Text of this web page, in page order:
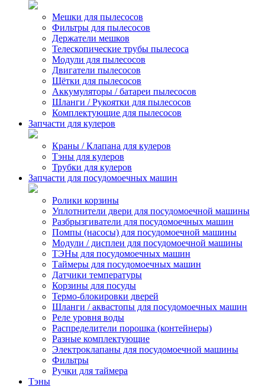
Мешки для пылесосов
Фильтры для пылесосов
Держатели мешков
Телескопические трубы пылесоса
Модули для пылесосов
Двигатели пылесосов
Щётки для пылесосов
Аккумуляторы / батареи пылесосов
Шланги / Рукоятки для пылесосов
Комплектующие для пылесосов
Запчасти для кулеров
Краны / Клапана для кулеров
Тэны для кулеров
Трубки для кулеров
Запчасти для посудомоечных машин
Ролики корзины
Уплотнители двери для посудомоечной машины
Разбрызгиватели для посудомоечных машин
Помпы (насосы) для посудомоечной машины
Модули / дисплеи для посудомоечной машины
ТЭНы для посудомоечных машин
Таймеры для посудомоечных машин
Датчики температуры
Корзины для посуды
Термо-блокировки дверей
Шланги / аквастопы для посудомоечных машин
Реле уровня воды
Распределители порошка (контейнеры)
Разные комплектующие
Электроклапаны для посудомоечной машины
Фильтры
Ручки для таймера
Тэны